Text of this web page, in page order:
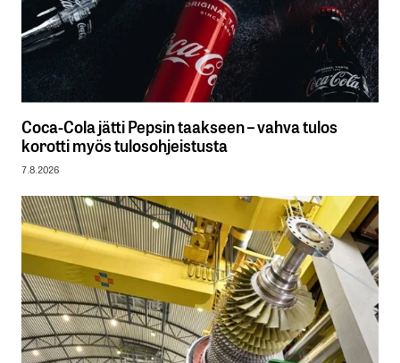
Coca-Cola jätti Pepsin taakseen – vahva tulos
korotti myös tulosohjeistusta
7.8.2026